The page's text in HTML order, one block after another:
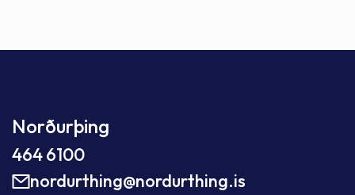
Norðurþing
464 6100
nordurthing@nordurthing.is